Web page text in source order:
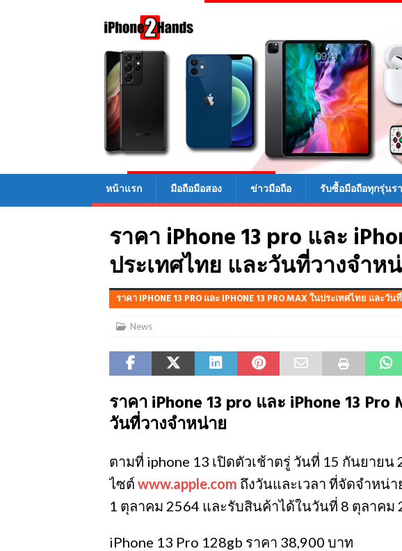
หน้าแรก มือถือมือสอง ข่าวมือถือ รับซื้อมือถือทุกรุ่นร
ราคา iPhone 13 pro และ
ประเทศไทย และวันที่วางจำห
ราคา IPHONE 13 PRO และ IPHONE 13 PRO MAX ในประเทศไทย และวั
News
ราคา iPhone 13 pro และ iPhone 13
วันที่วางจำหน่าย
ตามที่ iphone 13 เปิดตัวเช้าตรู่ วันที่ 15 กันยายน
ไซต์ www.apple.com ถึงวันและเวลา ที่จัดจำหน่
1 ตุลาคม 2564 และรับสินค้าได้ในวันที่ 8 ตุลาคม
iPhone 13 Pro 128gb ราคา 38,900 บาท